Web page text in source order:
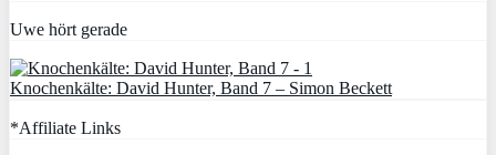
Uwe hört gerade
Knochenkälte: David Hunter, Band 7 – Simon Beckett
*Affiliate Links